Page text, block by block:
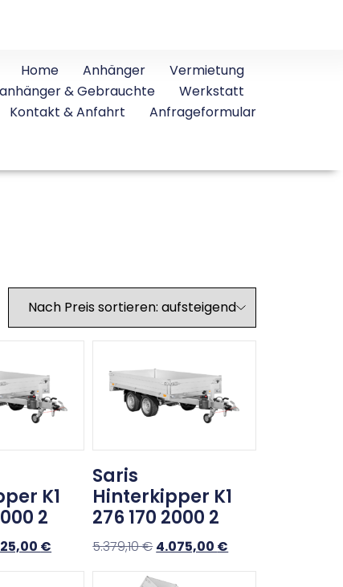
Home Anhänger
Vermietung
& Gebrauchte
Werkstatt
Kontakt & Anfahrt Anfrageformular
K1
2
€
Saris
Hinterkipper K1
276 170 2000 2
5.379,10€ 4.075,00 €